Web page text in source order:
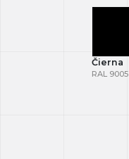
Čierna
RAL 9005